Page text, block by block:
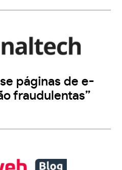
páginas de e-
fraudulentas”